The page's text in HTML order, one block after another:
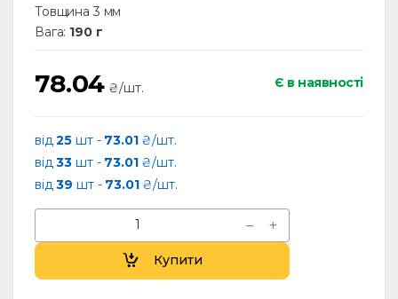
Товщина 3 мм
Вага: 190 г
78.04 ₴/шт. Є в наявності
від25 шт - 73.01₴/шт.
від33 шт - 73.01₴/шт.
від39 шт - 73.01₴/шт.
Купити